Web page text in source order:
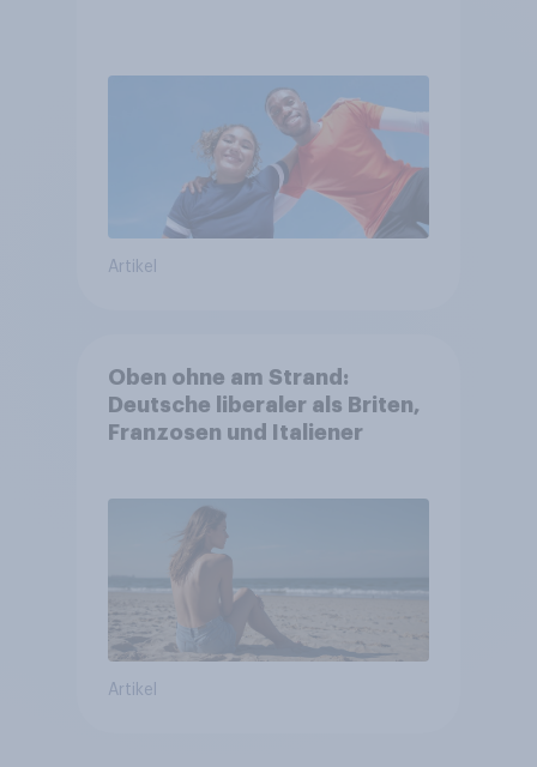
Artikel
Oben ohne am Strand:
Deutsche liberaler als Briten,
Franzosen und Italiener
Artikel